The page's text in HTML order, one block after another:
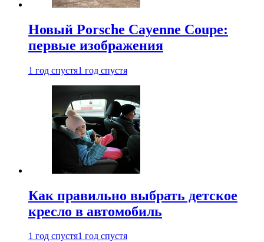
Новый Porsche Cayenne Coupe:
первые изображения
1 год спустя1 год спустя
Как правильно выбрать детское
кресло в автомобиль
1 год спустя1 год спустя